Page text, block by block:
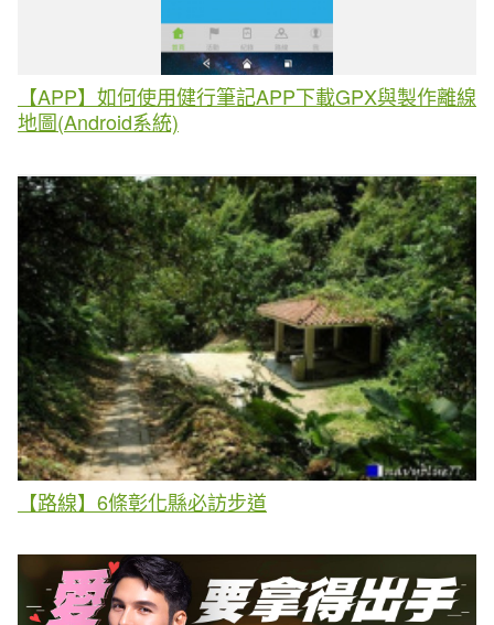
【APP】如何使用健行筆記APP下載GPX與製作離線
地圖(Android系統)
【路線】6條彰化縣必訪步道